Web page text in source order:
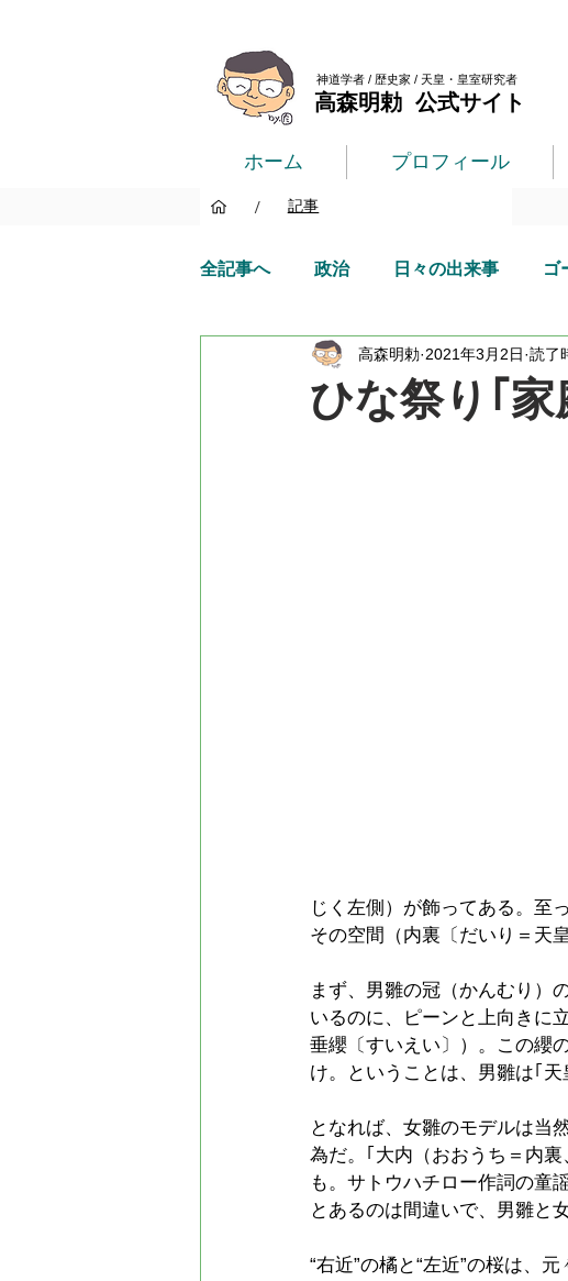
神道学者 / 歴史家 / 天皇・皇室研究者
高森明勅 公式サイト
ホーム プロフィール
/ 記事
全記事へ 政治 日々の出来事 ゴ
ひな祭り｢家
高森明勅 2021年3月2日 読了
じく左側）が飾ってある。至
その空間（内裏〔だいり＝天
まず、男雛の冠（かんむり）
いるのに、ピーンと上向きに
垂纓〔すいえい〕）。この纓
け。ということは、男雛は｢天
となれば、女雛のモデルは当
為だ。｢大内（おおうち＝内
も。サトウハチロー作詞の童
とあるのは間違いで、男雛と
“右近”の橘と“左近”の桜は、